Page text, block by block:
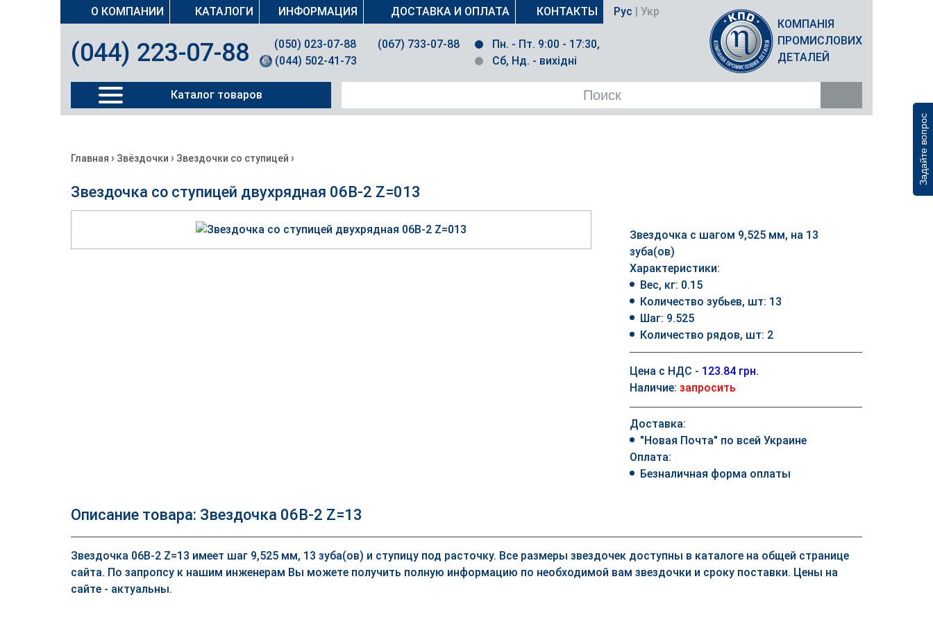
Задайте вопрос
О КОМПАНИИ КАТАЛОГИ ИНФОРМАЦИЯ ДОСТАВКА И ОПЛАТА КОНТАКТЫ Рус | Укр
(044) 223-07-88 (050) 023-07-88
(067) 733-07-88
(044) 502-41-73
Пн. - Пт. 9:00 - 17:30,
Сб, Нд. - вихідні
КОМПАНІЯ
ПРОМИСЛОВИХ
ДЕТАЛЕЙ
Каталог товаров
Главная › Звёздочки › Звездочки со ступицей ›
Звездочка со ступицей двухрядная 06B-2 Z=013
Звездочка с шагом 9,525 мм, на 13
зуба(ов)
Характеристики:
Вес, кг: 0.15
Количество зубьев, шт: 13
Шаг: 9.525
Количество рядов, шт: 2
Цена с НДС - 123.84 грн.
Наличие: запросить
Доставка:
"Новая Почта" по всей Украине
Оплата:
Безналичная форма оплаты
Описание товара: Звездочка 06B-2 Z=13
Звездочка 06B-2 Z=13 имеет шаг 9,525 мм, 13 зуба(ов) и ступицу под расточку. Все размеры звездочек доступны в каталоге на общей странице
сайта. По запропсу к нашим инженерам Вы можете получить полную информацию по необходимой вам звездочки и сроку поставки. Цены на
сайте - актуальны.